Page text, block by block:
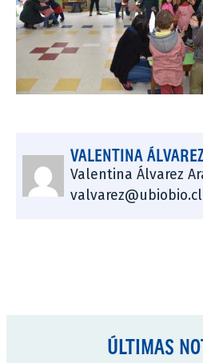
VALENTINA
Valentina Álvarez
valvarez@ubiobio.cl
ÚLTIMAS